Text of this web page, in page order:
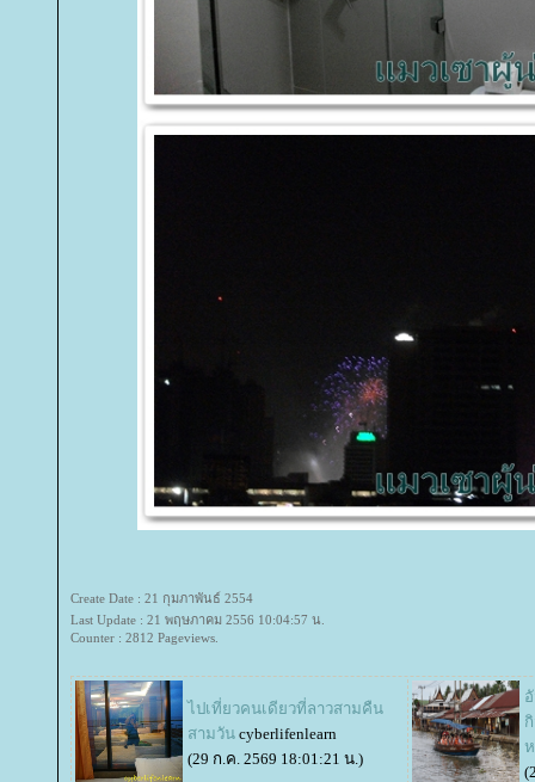
Create Date : 21 กุมภาพันธ์ 2554
Last Update : 21 พฤษภาคม 2556 10:04:57 น.
Counter : 2812 Pageviews.
ไปเที่ยวคนเดียวที่ลาวสามคืน
สามวัน cyberlifenlearn
(29 ก.ค. 2569 18:01:21 น.)